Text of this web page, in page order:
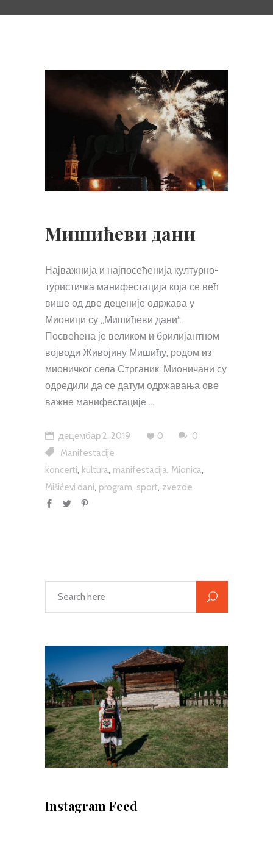
Мишићеви дани
Најважнија и најпосећенија културно-
туристичка манифестација која се већ
више од две деценије одржава у
Мионици су „Мишићеви дани“.
Посвећена је великом и брилијантном
војводи Живојину Мишићу, родом из
мионичког села Стрганик. Мионичани су
одредили да се датум одржавања ове
важне манифестације
децембар 2, 2019 0
0
Manifestacije
koncerti, kultura, manifestacija, Mionica,
Mišićevi dani, program, sport, zvezde
Instagram Feed